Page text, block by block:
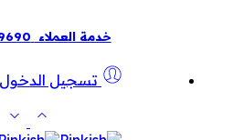
خدمة العملاء
تسجيل